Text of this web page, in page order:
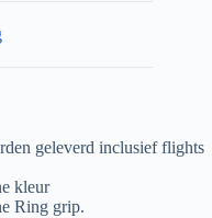
geleverd inclusief flights
kleur
Ring grip.